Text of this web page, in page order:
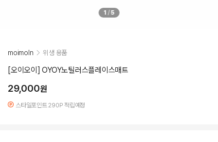
1 /5
moimoln 위생 용품
[오이오이] OYOY노틸러스플레이스매트
29,000원
스타일포인트 290P 적립예정